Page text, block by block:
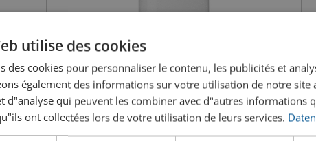
utilise des cookies
des cookies pour personnaliser le contenu, les publicités et
également des informations sur votre utilisation de notre site
d"analyse qui peuvent les combiner avec d"autres informations
ont collectées lors de votre utilisation de leurs services.